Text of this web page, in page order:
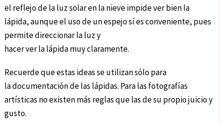
el reflejo de la luz solar en la nieve impide ver bien la
lápida, aunque el uso de un espejo sí es conveniente, pues
permite direccionar la luz y
hacer ver la lápida muy claramente.
Recuerde que estas ideas se utilizan sólo para
la documentación de las lápidas. Para las fotografías
artísticas no existen más reglas que las de su propio juicio y
gusto.